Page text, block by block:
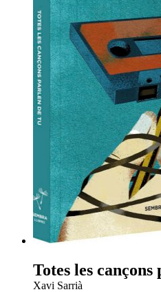
Totes les
Xavi Sarrià